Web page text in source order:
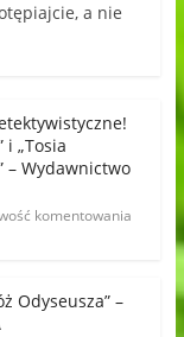
a nie
i „Tosia
– Wydawnictwo
komentowania
Odyseusza” –